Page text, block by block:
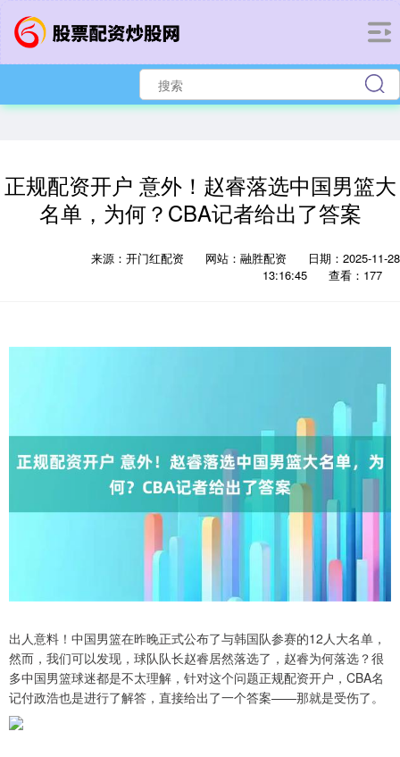
正规配资开户 意外！赵睿落选中国男篮大
名单，为何？CBA记者给出了答案
来源：开门红配资 网站：融胜配资
日期：2025-11-28
13:16:45
查看：177
出人意料！中国男篮在昨晚正式公布了与韩国队参赛的12人大名单，
然而，我们可以发现，球队队长赵睿居然落选了，赵睿为何落选？很
多中国男篮球迷都是不太理解，针对这个问题正规配资开户，CBA名
记付政浩也是进行了解答，直接给出了一个答案——那就是受伤了。